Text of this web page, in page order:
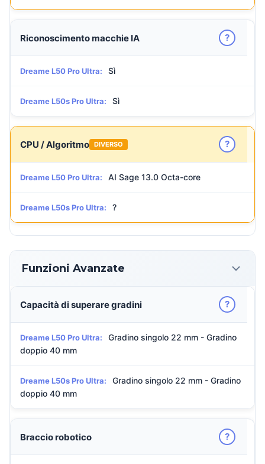
Riconoscimento macchie IA ?
Dreame L50 Pro Ultra: Sì
Dreame L50s Pro Ultra: Sì
CPU / Algoritmo DIVERSO ?
Dreame L50 Pro Ultra: AI Sage 13.0 Octa-core
Dreame L50s Pro Ultra: ?
Funzioni Avanzate
Capacità di superare gradini ?
Dreame L50 Pro Ultra:
Gradino singolo 22 mm - Gradino
doppio 40 mm
Dreame L50s Pro Ultra:
Gradino singolo 22 mm - Gradino
doppio 40 mm
Braccio robotico ?